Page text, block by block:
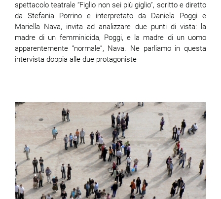
spettacolo teatrale “Figlio non sei più giglio”, scritto e diretto
da Stefania Porrino e interpretato da Daniela Poggi e
Mariella Nava, invita ad analizzare due punti di vista: la
madre di un femminicida, Poggi, e la madre di un uomo
apparentemente “normale”, Nava. Ne parliamo in questa
intervista doppia alle due protagoniste